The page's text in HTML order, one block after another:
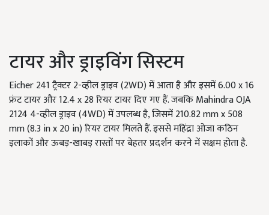
टायर और ड्राइविंग सिस्टम
Eicher 241 ट्रैक्टर 2-व्हील ड्राइव (2WD) में आता है और इसमें 6.00 x 16
फ्रंट टायर और 12.4 x 28 रियर टायर दिए गए हैं. जबकि Mahindra OJA
2124 4-व्हील ड्राइव (4WD) में उपलब्ध है, जिसमें 210.82 mm x 508
mm (8.3 in x 20 in) रियर टायर मिलते हैं. इससे महिंद्रा ओजा कठिन
इलाकों और ऊबड़-खाबड़ रास्तों पर बेहतर प्रदर्शन करने में सक्षम होता है.